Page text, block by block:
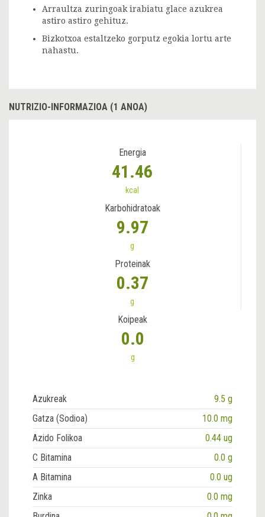
Arraultza zuringoak irabiatu glace azukrea
astiro astiro gehituz.
Bizkotxoa estaltzeko gorputz egokia lortu arte
nahastu.
NUTRIZIO-INFORMAZIOA (1 ANOA)
Energia
41.46
kcal
Karbohidratoak
9.97
g
Proteinak
0.37
g
Koipeak
0.0
g
Azukreak
9.5 g
Gatza (Sodioa)
10.0 mg
Azido Folikoa
0.44 ug
C Bitamina
0.0 g
A Bitamina
0.0 ug
Zinka
0.0 mg